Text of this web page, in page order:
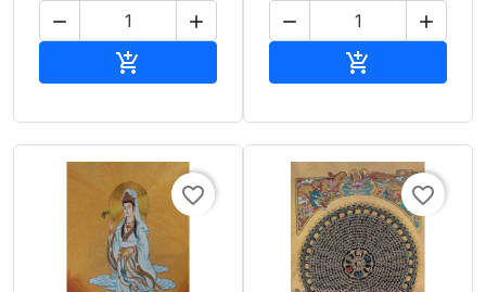
 

 

favorite_border favorite_border